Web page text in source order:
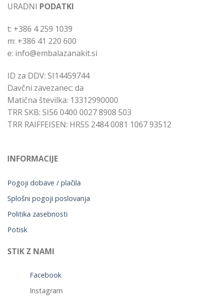
URADNI PODATKI
t: +386 4 259 1039
m: +386 41 220 600
e: info@embalazanakit.si
ID za DDV: SI14459744
Davčni zavezanec: da
Matična številka: 13312990000
TRR SKB: SI56 0400 0027 8908 503
TRR RAIFFEISEN: HR55 2484 0081 1067 93512
INFORMACIJE
Pogoji dobave / plačila
Splošni pogoji poslovanja
Politika zasebnosti
Potisk
STIK Z NAMI
Facebook
Instagram